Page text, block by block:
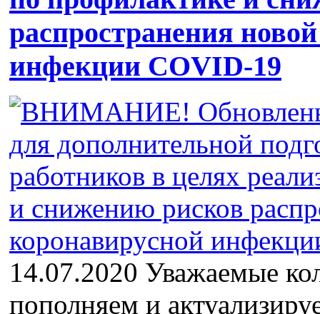
распространения
инфекции COVID-19
14.07.2020 Уважаемые
пополняем и